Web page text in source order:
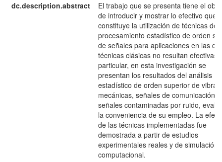
dc.description.abstract
El trabajo que se presenta tiene el
de introducir y mostrar lo efectivo que
constituye la utilización de técnicas de
procesamiento estadístico de orden
de señales para aplicaciones en las
técnicas clásicas no resultan efectivas.
particular, en esta investigación se
presentan los resultados del análisis
estadístico de orden superior de
mecánicas, señales de comunicación y
señales contaminadas por ruido,
la conveniencia de su empleo. La
de las técnicas implementadas fue
demostrada a partir de estudios
experimentales reales y de simulación
computacional.